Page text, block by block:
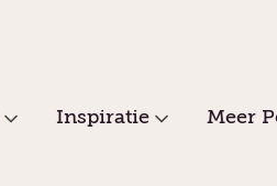
Inspiratie Meer